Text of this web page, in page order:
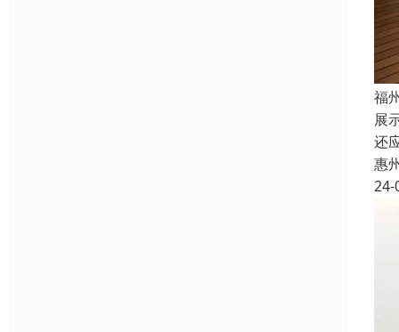
福
展
还
惠
24-